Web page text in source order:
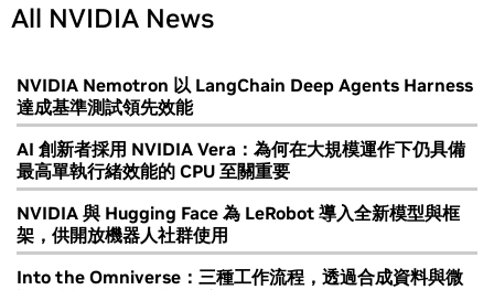
All NVIDIA News
NVIDIA Nemotron 以 LangChain Deep Agents Harness
達成基準測試領先效能
AI 創新者採用 NVIDIA Vera：為何在大規模運作下仍具備
最高單執行緒效能的 CPU 至關重要
NVIDIA 與 Hugging Face 為 LeRobot 導入全新模型與框
架，供開放機器人社群使用
Into the Omniverse：三種工作流程，透過合成資料與微